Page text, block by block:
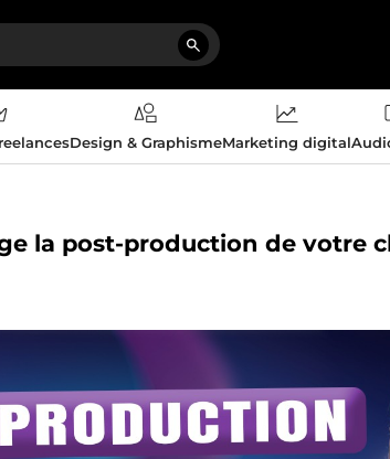
Design & GraphismeMarketing digital
la post-production de votre